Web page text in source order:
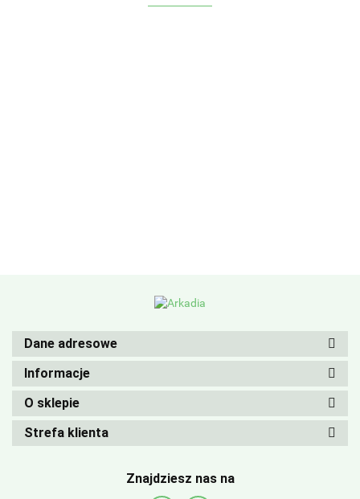
Dane adresowe
Informacje
O sklepie
Strefa klienta
Znajdziesz nas na